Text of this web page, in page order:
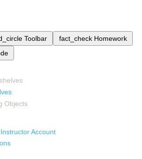
Toolbar fact_check Homework
Objects
Account